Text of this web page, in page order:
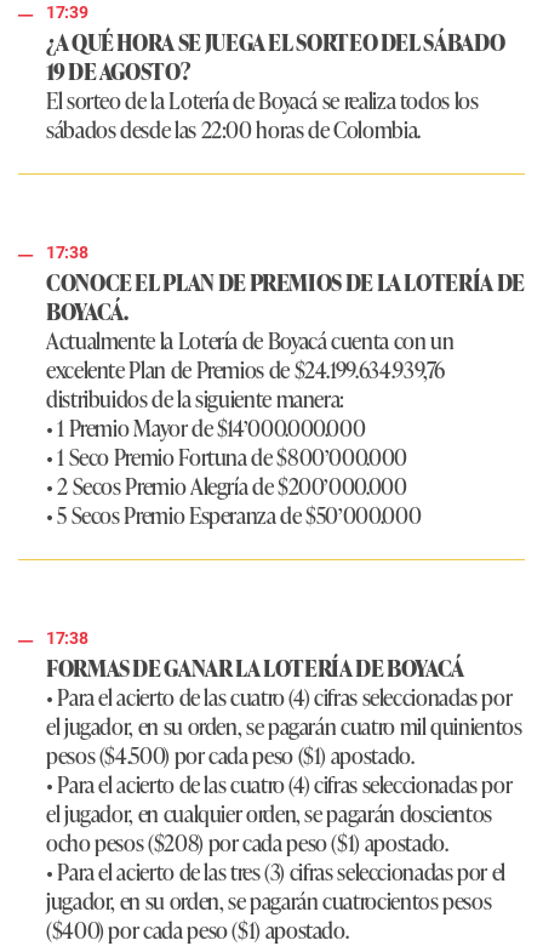
17:39
¿A QUÉ HORA SE JUEGA EL SORTEO DEL SÁBADO
19 DE AGOSTO?
El sorteo de la Lotería de Boyacá se realiza todos los
sábados desde las 22:00 horas de Colombia.
17:38
CONOCE EL PLAN DE PREMIOS DE LA LOTERÍA DE
BOYACÁ.
Actualmente la Lotería de Boyacá cuenta con un
excelente Plan de Premios de $24.199.634.939,76
distribuidos de la siguiente manera:
• 1 Premio Mayor de $14’000.000.000
• 1 Seco Premio Fortuna de $800’000.000
• 2 Secos Premio Alegría de $200’000.000
• 5 Secos Premio Esperanza de $50’000.000
17:38
FORMAS DE GANAR LA LOTERÍA DE BOYACÁ
• Para el acierto de las cuatro (4) cifras seleccionadas por
el jugador, en su orden, se pagarán cuatro mil quinientos
pesos ($4.500) por cada peso ($1) apostado.
• Para el acierto de las cuatro (4) cifras seleccionadas por
el jugador, en cualquier orden, se pagarán doscientos
ocho pesos ($208) por cada peso ($1) apostado.
• Para el acierto de las tres (3) cifras seleccionadas por el
jugador, en su orden, se pagarán cuatrocientos pesos
($400) por cada peso ($1) apostado.